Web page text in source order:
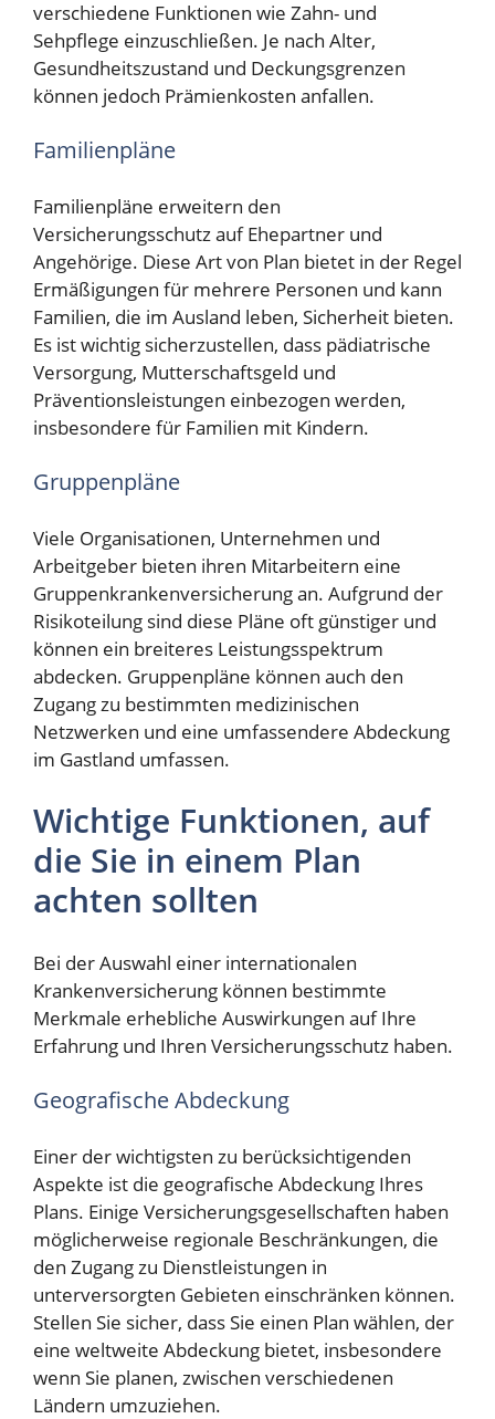
verschiedene Funktionen wie Zahn- und
Sehpflege einzuschließen. Je nach Alter,
Gesundheitszustand und Deckungsgrenzen
können jedoch Prämienkosten anfallen.
Familienpläne
Familienpläne erweitern den
Versicherungsschutz auf Ehepartner und
Angehörige. Diese Art von Plan bietet in der Regel
Ermäßigungen für mehrere Personen und kann
Familien, die im Ausland leben, Sicherheit bieten.
Es ist wichtig sicherzustellen, dass pädiatrische
Versorgung, Mutterschaftsgeld und
Präventionsleistungen einbezogen werden,
insbesondere für Familien mit Kindern.
Gruppenpläne
Viele Organisationen, Unternehmen und
Arbeitgeber bieten ihren Mitarbeitern eine
Gruppenkrankenversicherung an. Aufgrund der
Risikoteilung sind diese Pläne oft günstiger und
können ein breiteres Leistungsspektrum
abdecken. Gruppenpläne können auch den
Zugang zu bestimmten medizinischen
Netzwerken und eine umfassendere Abdeckung
im Gastland umfassen.
Wichtige Funktionen, auf
die Sie in einem Plan
achten sollten
Bei der Auswahl einer internationalen
Krankenversicherung können bestimmte
Merkmale erhebliche Auswirkungen auf Ihre
Erfahrung und Ihren Versicherungsschutz haben.
Geografische Abdeckung
Einer der wichtigsten zu berücksichtigenden
Aspekte ist die geografische Abdeckung Ihres
Plans. Einige Versicherungsgesellschaften haben
möglicherweise regionale Beschränkungen, die
den Zugang zu Dienstleistungen in
unterversorgten Gebieten einschränken können.
Stellen Sie sicher, dass Sie einen Plan wählen, der
eine weltweite Abdeckung bietet, insbesondere
wenn Sie planen, zwischen verschiedenen
Ländern umzuziehen.